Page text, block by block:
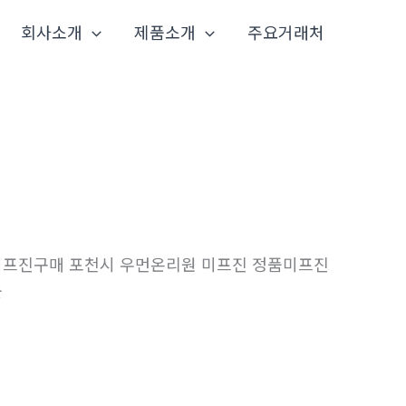
회사소개 제품소개 주요거래처
진구매 포천시 우먼온리원 미프진 정품미프진